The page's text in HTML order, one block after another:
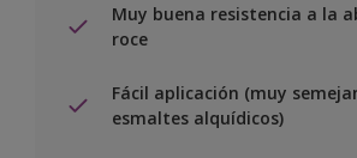
Muy buena resistencia a la
roce
Fácil aplicación (muy
esmaltes alquídicos)